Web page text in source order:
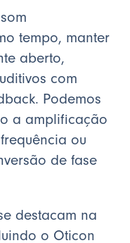
tempo, manter
aberto,
com
Podemos
a amplificação
ou
de fase
destacam na
o Oticon